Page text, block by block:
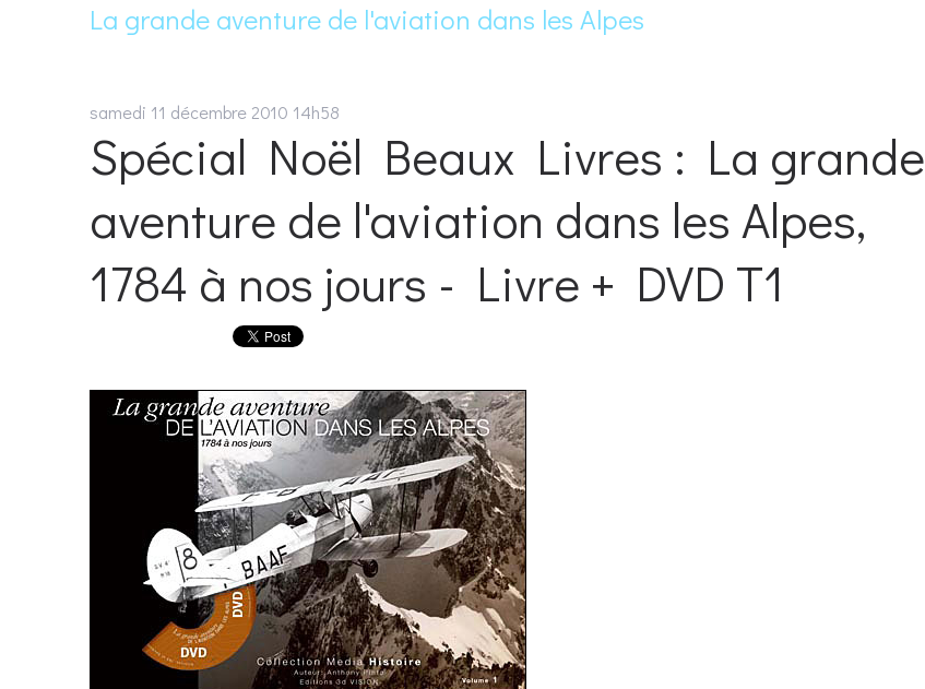
La grande aventure de l'aviation dans les Alpes
samedi 11 décembre 2010 14h58
Spécial Noël Beaux Livres : La grande
aventure de l'aviation dans les Alpes,
1784 à nos jours - Livre + DVD T1